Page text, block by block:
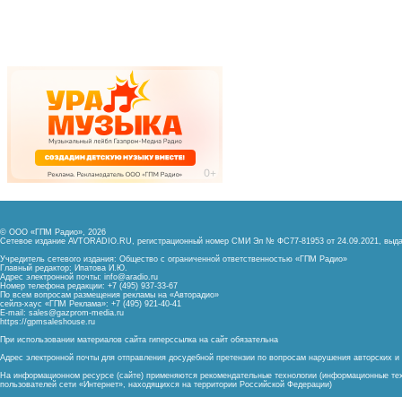
© ООО «ГПМ Радио», 2026
Сетевое издание AVTORADIO.RU, регистрационный номер СМИ Эл № ФС77-81953 от 24.09.2021,
Учредитель сетевого издания: Общество с ограниченной ответственностью «ГПМ Радио»
Главный редактор: Ипатова И.Ю.
Адрес электронной почты: info@aradio.ru
Номер телефона редакции: +7 (495) 937-33-67
По всем вопросам размещения рекламы на «Авторадио»
сейлз-хаус «ГПМ Реклама»: +7 (495) 921-40-41
E-mail: sales@gazprom-media.ru
https://gpmsaleshouse.ru
При использовании материалов сайта гиперссылка на сайт обязательна
Адрес электронной почты для отправления досудебной претензии по вопросам нарушения авторских
На информационном ресурсе (сайте) применяются рекомендательные технологии (информационные
пользователей сети «Интернет», находящихся на территории Российской Федерации)